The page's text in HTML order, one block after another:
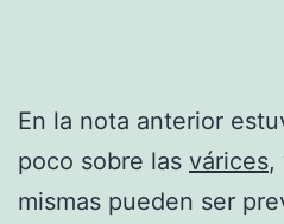
En la nota anterior
poco sobre las várices,
mismas pueden ser